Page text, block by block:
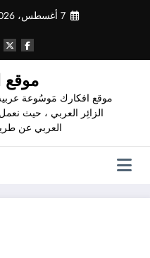
7 أغسطس، 2026
موقع
موقع افكارك مَوسُوعة عربية
الزائِر العربي ، حيث
العربي عن